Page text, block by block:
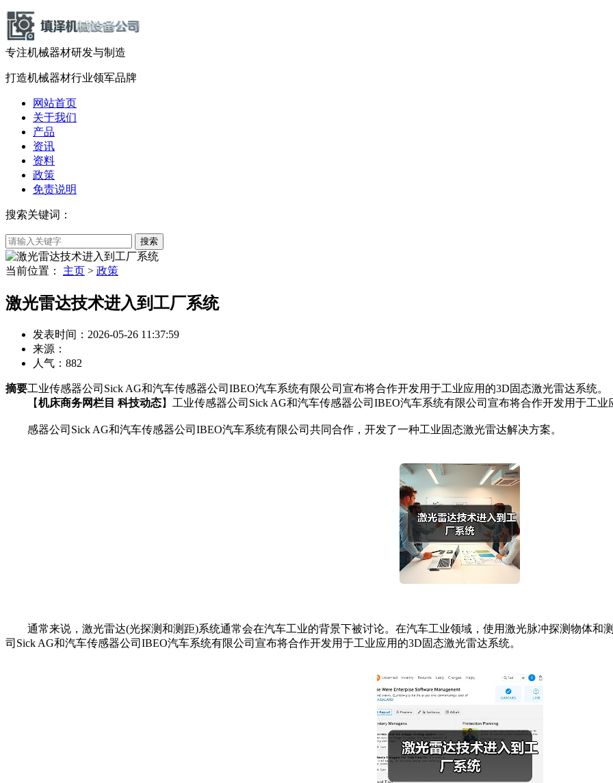
专注机械器材研发与制造
打造机械器材行业领军品牌
网站首页
关于我们
产品
资讯
资料
政策
免责说明
搜索关键词：
当前位置： 主页 > 政策
激光雷达技术进入到工厂系统
发表时间：2026-05-26 11:37:59
来源：
人气： 882
摘要工业传感器公司Sick AG和汽车传感器公司IBEO汽车系统有限公司宣布将合作开发用于工业应用的3D固态激光雷达系统。
【机床商务网栏目 科技动态】工业传感器公司Sick AG和汽车传感器公司IBEO汽车系统有限公司宣布将合作开发用于工
感器公司Sick AG和汽车传感器公司IBEO汽车系统有限公司共同合作，开发了一种工业固态激光雷达解决方案。
通常来说，激光雷达(光探测和测距)系统通常会在汽车工业的背景下被讨论。在汽车工业领域，使用激光脉冲探测物体和
司Sick AG和汽车传感器公司IBEO汽车系统有限公司宣布将合作开发用于工业应用的3D固态激光雷达系统。